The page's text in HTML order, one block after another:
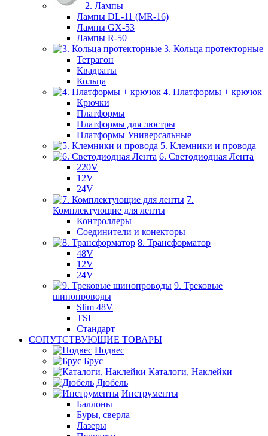
2. Лампы
Лампы DL-11 (MR-16)
Лампы GX-53
Лампы R-50
3. Кольца протекторные
Тетрагон
Квадраты
Кольца
4. Платформы + крючок
Крючки
Платформы
Платформы для люстры
Платформы Универсальные
5. Клемники и провода
6. Светодиодная Лента
220V
12V
24V
7.
Комплектующие для ленты
Контроллеры
Соединители и конекторы
8. Трансформатор
48V
12V
24V
9. Трековые
шинопроводы
Slim 48V
TSL
Стандарт
СОПУТСТВУЮЩИЕ ТОВАРЫ
Подвес
Брус
Каталоги, Наклейки
Дюбель
Инструменты
Баллоны
Буры, сверла
Лазеры